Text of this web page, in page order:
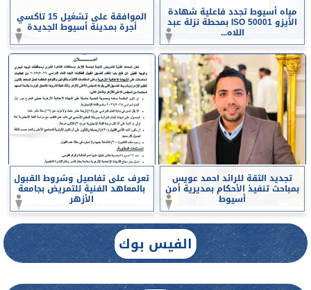
مياه أسيوط تجدد فاعلية شهادة
الأيزو ISO 50001 بمحطة نزلة عبد
اللاه...
الموافقة على تشغيل 15 تاكسي
أجرة بمدينة أسيوط الجديدة
تجديد الثقة للرائد احمد عويس
بمباحث تنفيذ الأحكام بمديرية أمن
أسيوط
تعرف على تفاصيل وشروط القبول
بالمعاهد الفنية للتمريض بجامعة
الأزهر
الفيس بوك